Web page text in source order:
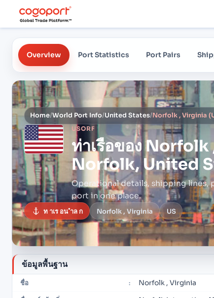
Overview Port Statistics Port Pairs
Home/World Port Info/United States/
USORF
ท่าเรือของNorfolk
Norfolk, United
Operational details, shipping lines,
port in one place.
ท าเร อน ำล ก Norfolk , Virginia US
ข้อมูลพื้นฐาน
ชื่อ : Norfolk , Virginia